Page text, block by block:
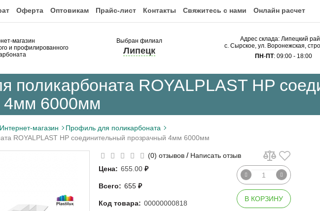
Оферта Оптовикам Прайс-лист Контакты Свяжитесь с нами Онлайн расчет
магазин
и профилированного
Выбран филиал
Липецк
Адрес склада: Липецкий
с. Сырское, ул. Воронежская,
ПН-ПТ: 09:00 - 18:00
поликарбоната ROYALPLAST HP
4мм 6000мм
Интернет-магазин
Профиль для поликарбоната
ROYALPLAST HP соединительный прозрачный 4мм 6000мм
(0) отзывов / Написать отзыв
Цена: 655.00 ₽
Всего: 655 ₽
Код товара: 00000000818
В КОРЗИНУ